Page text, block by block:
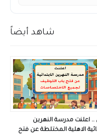
شاهد أيضاً
.. اعلنت مدرسة النهرين
الاهلية المختلطة عن فتح